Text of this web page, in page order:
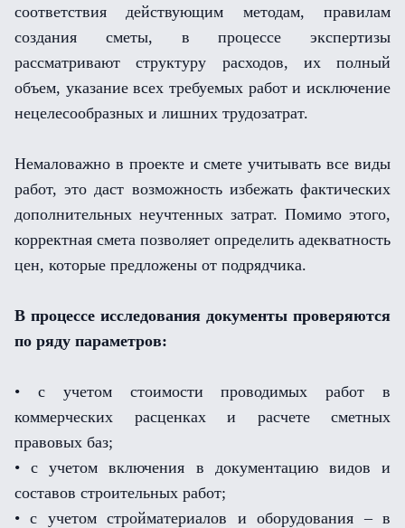
соответствия действующим методам, правилам
создания сметы, в процессе экспертизы
рассматривают структуру расходов, их полный
объем, указание всех требуемых работ и исключение
нецелесообразных и лишних трудозатрат.
Немаловажно в проекте и смете учитывать все виды
работ, это даст возможность избежать фактических
дополнительных неучтенных затрат. Помимо этого,
корректная смета позволяет определить адекватность
цен, которые предложены от подрядчика.
В процессе исследования документы проверяются
по ряду параметров:
• с учетом стоимости проводимых работ в
коммерческих расценках и расчете сметных
правовых баз;
• с учетом включения в документацию видов и
составов строительных работ;
• с учетом стройматериалов и оборудования – в